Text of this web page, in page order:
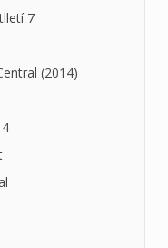
7
(2014)